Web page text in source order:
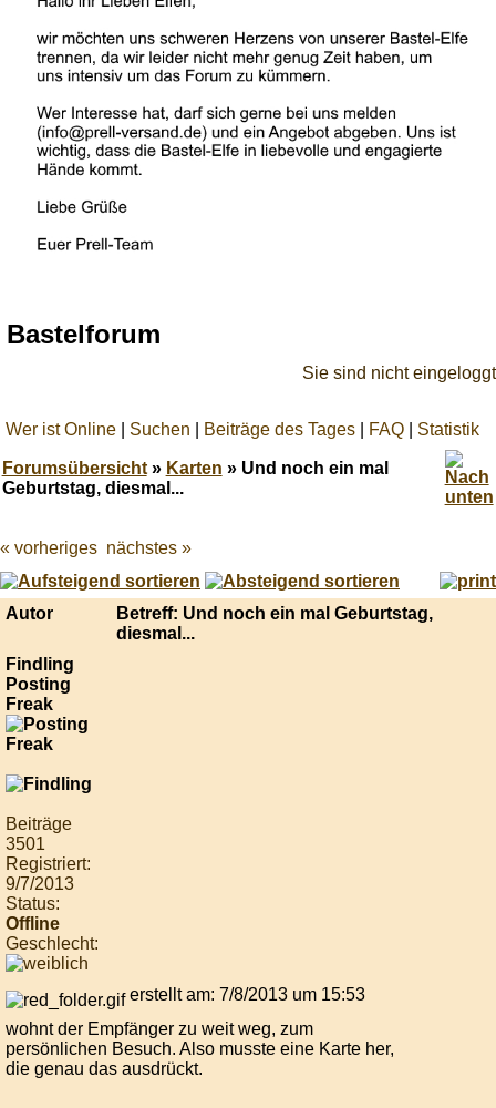
Bastelforum
Sie sind nicht eingeloggt
Wer ist Online Suchen Beiträge des Tages FAQ Statistik
Forumsübersicht» Karten » Und noch ein mal
Geburtstag, diesmal...
Best
online
live
casino
« vorheriges nächstes »
Autor
Betreff: Und noch ein mal Geburtstag,
diesmal...
Findling
Posting
Freak
Beiträge
3501
Registriert:
9/7/2013
Status:
Offline
Geschlecht:
erstellt am: 7/8/2013 um 15:53
wohnt der Empfänger zu weit weg, zum
persönlichen Besuch. Also musste eine Karte her,
die genau das ausdrückt.